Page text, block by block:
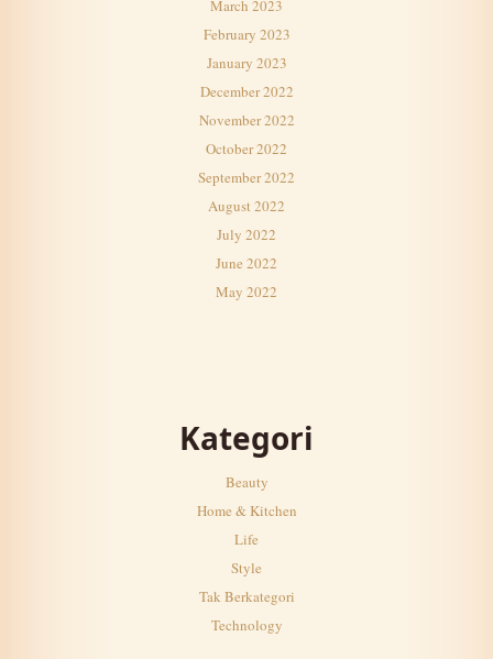
March 2023
February 2023
January 2023
December 2022
November 2022
October 2022
September 2022
August 2022
July 2022
June 2022
May 2022
Kategori
Beauty
Home & Kitchen
Life
Style
Tak Berkategori
Technology